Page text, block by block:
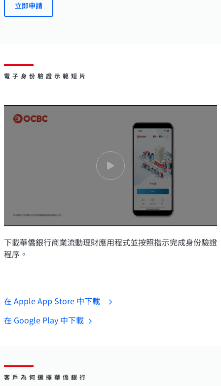
立即申請
電子身份驗證示範短片
下載華僑銀行商業流動理財應用程式並按照指示完成身份驗證
程序。
在 Apple App Store 中下載
在 Google Play 中下載
客戶為何選擇華僑銀行